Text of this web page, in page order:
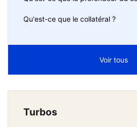
Qu'est-ce que le collatéral ?
Voir tous
Turbos